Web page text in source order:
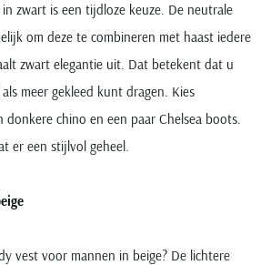
zwart is een tijdloze keuze. De neutrale
om deze te combineren met haast iedere
zwart elegantie uit. Dat betekent dat u
meer gekleed kunt dragen. Kies
chino en een paar Chelsea boots.
er een stijlvol geheel.
vest voor mannen in beige? De lichtere